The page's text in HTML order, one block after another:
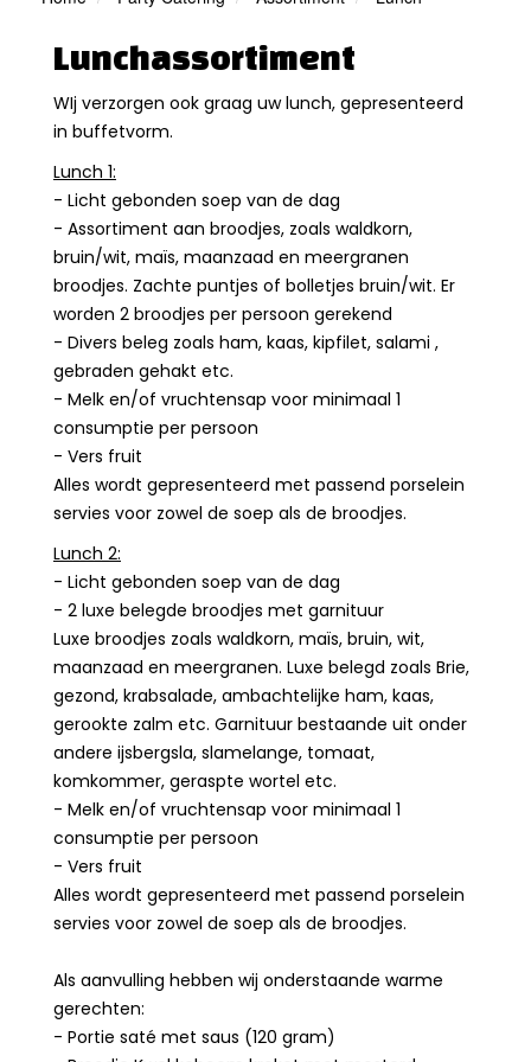
Lunchassortiment
WIj verzorgen ook graag uw lunch, gepresenteerd
in buffetvorm.
Lunch 1:
- Licht gebonden soep van de dag
- Assortiment aan broodjes, zoals waldkorn,
bruin/wit, maïs, maanzaad en meergranen
broodjes. Zachte puntjes of bolletjes bruin/wit. Er
worden 2 broodjes per persoon gerekend
- Divers beleg zoals ham, kaas, kipfilet, salami ,
gebraden gehakt etc.
- Melk en/of vruchtensap voor minimaal 1
consumptie per persoon
- Vers fruit
Alles wordt gepresenteerd met passend porselein
servies voor zowel de soep als de broodjes.
Lunch 2:
- Licht gebonden soep van de dag
- 2 luxe belegde broodjes met garnituur
Luxe broodjes zoals waldkorn, maïs, bruin, wit,
maanzaad en meergranen. Luxe belegd zoals Brie,
gezond, krabsalade, ambachtelijke ham, kaas,
gerookte zalm etc. Garnituur bestaande uit onder
andere ijsbergsla, slamelange, tomaat,
komkommer, geraspte wortel etc.
- Melk en/of vruchtensap voor minimaal 1
consumptie per persoon
- Vers fruit
Alles wordt gepresenteerd met passend porselein
servies voor zowel de soep als de broodjes.
Als aanvulling hebben wij onderstaande warme
gerechten:
- Portie saté met saus (120 gram)